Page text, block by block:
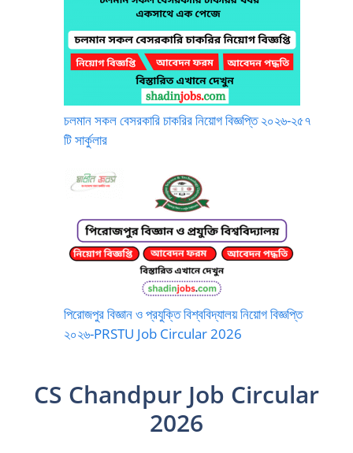
চলমান সকল বেসরকারি চাকরির নিয়োগ বিজ্ঞপ্তি ২০২৬-২৫৭
টি সার্কুলার
পিরোজপুর বিজ্ঞান ও প্রযুক্তি বিশ্ববিদ্যালয় নিয়োগ বিজ্ঞপ্তি
২০২৬-PRSTU Job Circular 2026
CS Chandpur Job Circular
2026